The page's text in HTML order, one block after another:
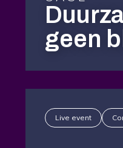
geen
Live event